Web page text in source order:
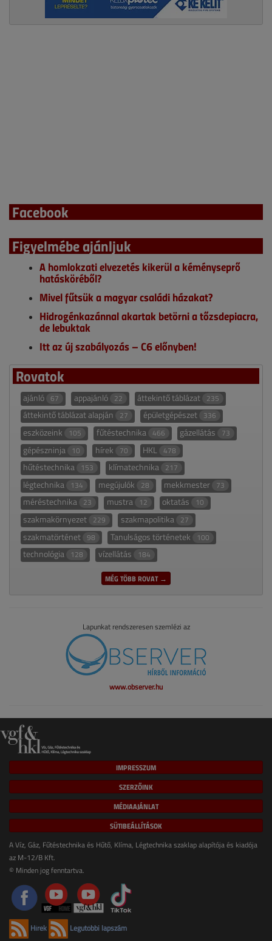
Facebook
Figyelmébe ajánljuk
A homlokzati elvezetés kikerül a kéményseprő
hatásköréből?
Mivel fűtsük a magyar családi házakat?
Hidrogénkazánnal akartak betörni a tőzsdepiacra,
de lebuktak
Itt az új szabályozás – C6 előnyben!
Rovatok
ajánló 67 appajánló 22 áttekintő táblázat 235
áttekintő táblázat alapján 27 épületgépészet 336
eszközeink 105 fűtéstechnika 466 gázellátás 73
gépészninja 10 hírek 70 HKL 478
hűtéstechnika 153 klímatechnika 217
légtechnika 134 megújulók 28 mekkmester 73
méréstechnika 23 mustra 12 oktatás 10
szakmakörnyezet 229 szakmapolitika 27
szakmatörténet 98 Tanulságos történetek 100
technológia 128 vízellátás 184
MÉG TÖBB ROVAT →
Lapunkat rendszeresen szemlézi az
www.observer.hu
IMPRESSZUM
SZERZŐINK
MÉDIAAJÁNLAT
SÜTIBEÁLLÍTÁSOK
A Víz, Gáz, Fűtéstechnika és Hűtő, Klíma, Légtechnika szaklap alapítója és kiadója
az M-12/B Kft.
© Minden jog fenntartva.
Hírek Legutóbbi lapszám